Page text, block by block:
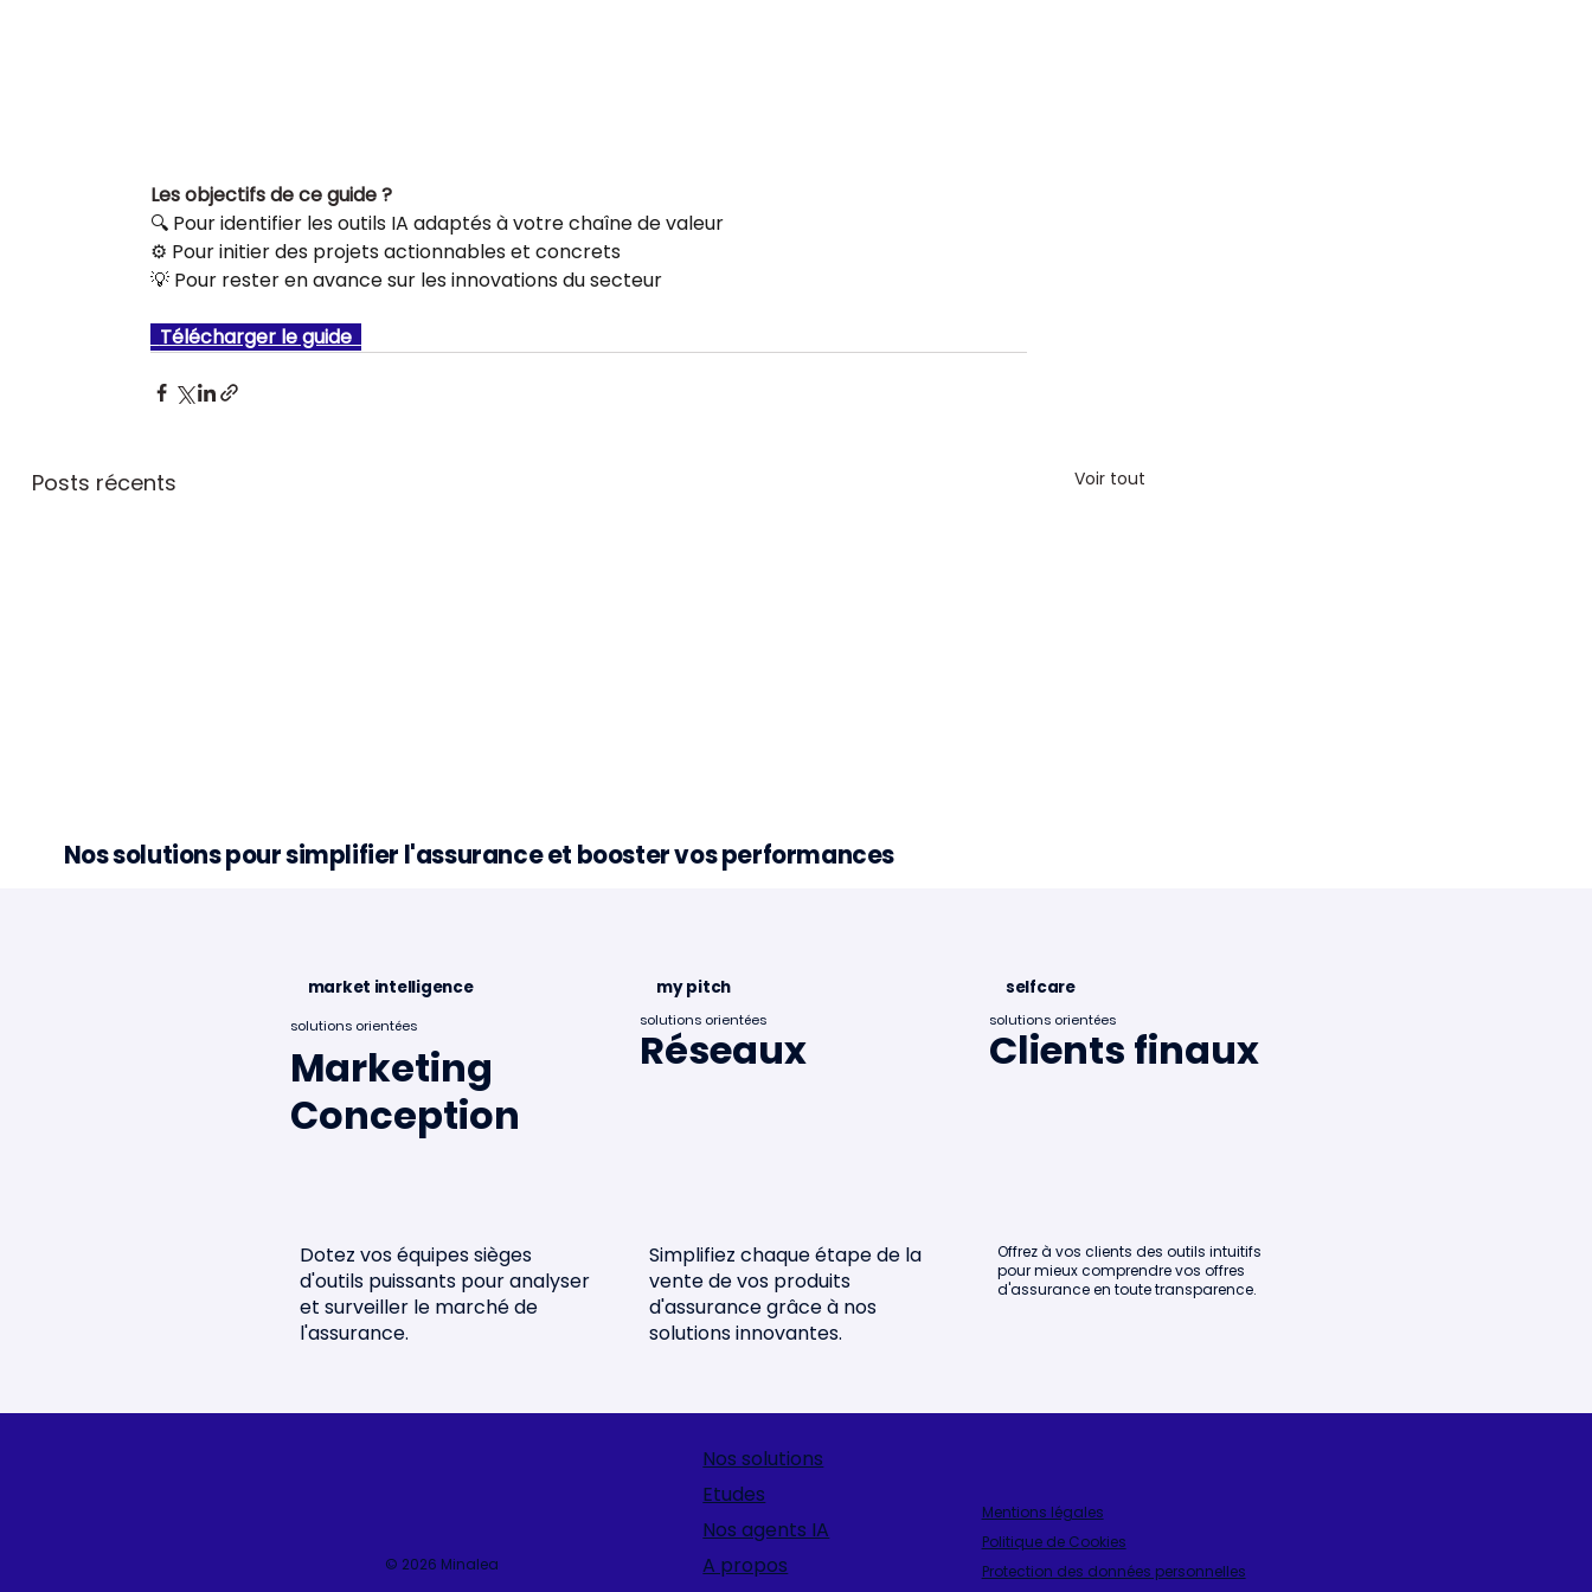
Les objectifs de ce guide ?
🔍 Pour identifier les outils IA adaptés à votre chaîne de valeur
⚙️ Pour initier des projets actionnables et concrets
💡 Pour rester en avance sur les innovations du secteur
  Télécharger le guide
Posts récents Voir tout
Minalea dans le mapping
des startups françaises
2026 🌐
Nos solutions pour simplifier l'assurance et booster vos performances
Dotez vos équipes sièges
d'outils puissants pour analyser
et surveiller le marché de
l'assurance.
market intelligence
solutions orientées
Marketing
Conception
Simplifiez chaque étape de la
vente de vos produits
d'assurance grâce à nos
solutions innovantes.
my pitch
solutions orientées
Réseaux
Offrez à vos clients des outils intuitifs
pour mieux comprendre vos offres
d'assurance en toute transparence.
selfcare
solutions orientées
Clients finaux
© 2026 Minalea
Nos solutions
Etudes
Nos agents IA
A propos
Mentions légales
Politique de Cookies
Protection des données personnelles